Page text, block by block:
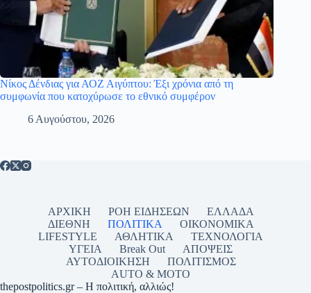
Νίκος Δένδιας για ΑΟΖ Αιγύπτου: Έξι χρόνια από τη
συμφωνία που κατοχύρωσε το εθνικό συμφέρον
6 Αυγούστου, 2026
ΑΡΧΙΚΗ ΡΟΗ ΕΙΔΗΣΕΩΝ
ΕΛΛΑΔΑ
ΔΙΕΘΝΗ
ΠΟΛΙΤΙΚΑ
ΟΙΚΟΝΟΜΙΚΑ
LIFESTYLE
ΑΘΛΗΤΙΚΑ
ΤΕΧΝΟΛΟΓΙΑ
ΥΓΕΙΑ
Break Out
ΑΠΟΨΕΙΣ
ΑΥΤΟΔΙΟΙΚΗΣΗ
ΠΟΛΙΤΙΣΜΟΣ
AUTO & MOTO
thepostpolitics.gr – Η πολιτική, αλλιώς!